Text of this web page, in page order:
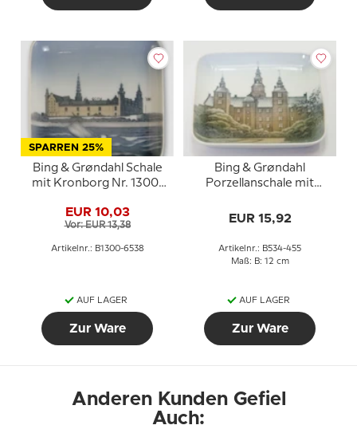
SPARREN 25%
Bing & Grøndahl Schale
mit Kronborg Nr. 1300-
EUR 10,03
Vor: EUR 13,38
Artikelnr.: B1300-6538
AUF LAGER
Zur Ware
Bing & Grøndahl
Porzellanschale mit
EUR 15,92
Artikelnr.: B534-455
Maß: B: 12 cm
AUF LAGER
Zur Ware
Anderen Kunden Gefiel
Auch: